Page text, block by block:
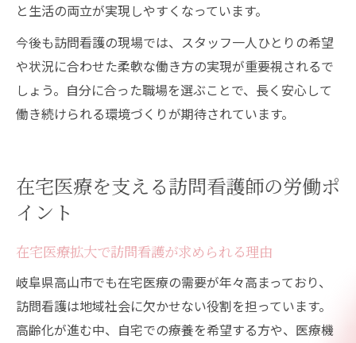
と生活の両立が実現しやすくなっています。
今後も訪問看護の現場では、スタッフ一人ひとりの希望
や状況に合わせた柔軟な働き方の実現が重要視されるで
しょう。自分に合った職場を選ぶことで、長く安心して
働き続けられる環境づくりが期待されています。
在宅医療を支える訪問看護師の労働ポ
イント
在宅医療拡大で訪問看護が求められる理由
岐阜県高山市でも在宅医療の需要が年々高まっており、
訪問看護は地域社会に欠かせない役割を担っています。
高齢化が進む中、自宅での療養を希望する方や、医療機